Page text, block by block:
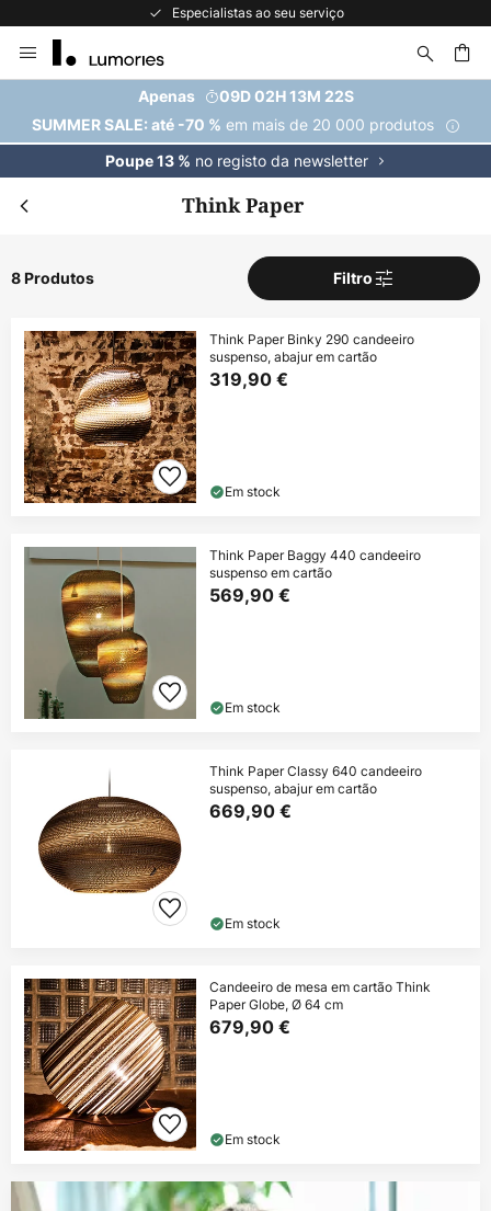
Especialistas ao seu serviço
para
Conteúdo
Apenas
09D 02H 13M 21S
SUMMER SALE: até -70 % em mais de 20 000 produtos
Poupe 13 % no registo da newsletter
Think Paper
8 Produtos Filtro
Think Paper Binky 290 candeeiro
suspenso, abajur em cartão
319,90 €
Em stock
Think Paper Baggy 440 candeeiro
suspenso em cartão
569,90 €
Em stock
Think Paper Classy 640 candeeiro
suspenso, abajur em cartão
669,90 €
Em stock
Candeeiro de mesa em cartão Think
Paper Globe, Ø 64 cm
679,90 €
Em stock